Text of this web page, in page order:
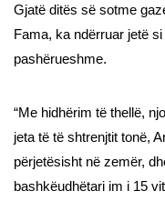
Gjatë ditës së sotme
Fama, ka ndërruar jetë
pashërueshme.
“Me hidhërim të thellë,
jeta të të shtrenjtit tonë,
përjetësisht në zemër,
bashkëudhëtari im i 15